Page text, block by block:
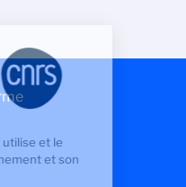
sa
qu’il utilise et le
fonctionnement et son